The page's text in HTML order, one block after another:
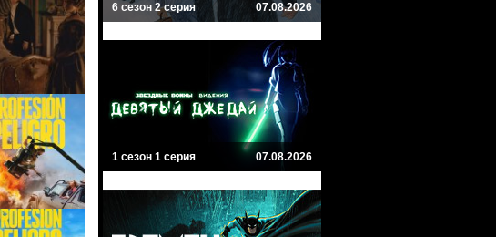
6 сезон 2 серия 07.08.2026
1 сезон 1 серия 07.08.2026